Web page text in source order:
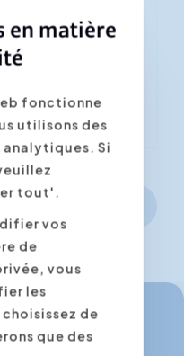
souhaité(e) *
en matière
fonctionne
utilisons des
Si
tout'.
vos
de
vous
les
de
que des